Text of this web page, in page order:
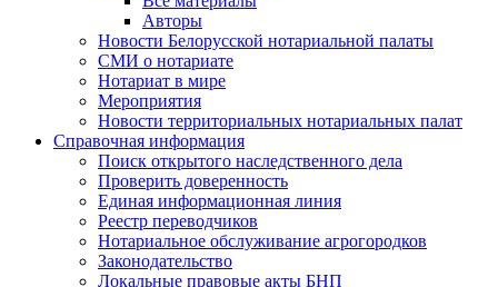
Авторы
Новости Белорусской нотариальной палаты
СМИ о нотариате
Нотариат в мире
Мероприятия
Новости территориальных нотариальных палат
Справочная информация
Поиск открытого наследственного дела
Проверить доверенность
Единая информационная линия
Реестр переводчиков
Нотариальное обслуживание агрогородков
Законодательство
Локальные правовые акты БНП